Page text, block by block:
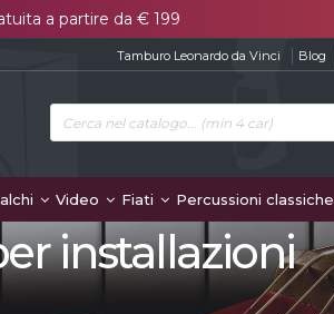
a partire da € 199
Tamburo Leonardo da Vinci Blog
Video Fiati Percussioni classiche
installazioni